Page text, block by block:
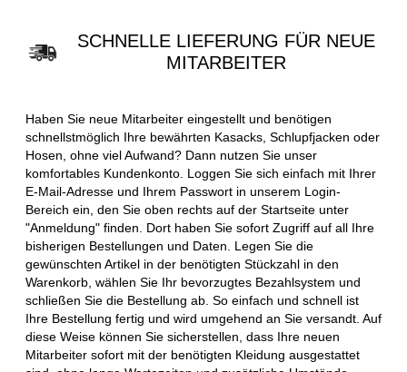
SCHNELLE LIEFERUNG FÜR NEUE
MITARBEITER
Haben Sie neue Mitarbeiter eingestellt und benötigen
schnellstmöglich Ihre bewährten Kasacks, Schlupfjacken oder
Hosen, ohne viel Aufwand? Dann nutzen Sie unser
komfortables Kundenkonto. Loggen Sie sich einfach mit Ihrer
E-Mail-Adresse und Ihrem Passwort in unserem Login-
Bereich ein, den Sie oben rechts auf der Startseite unter
"Anmeldung" finden. Dort haben Sie sofort Zugriff auf all Ihre
bisherigen Bestellungen und Daten. Legen Sie die
gewünschten Artikel in der benötigten Stückzahl in den
Warenkorb, wählen Sie Ihr bevorzugtes Bezahlsystem und
schließen Sie die Bestellung ab. So einfach und schnell ist
Ihre Bestellung fertig und wird umgehend an Sie versandt. Auf
diese Weise können Sie sicherstellen, dass Ihre neuen
Mitarbeiter sofort mit der benötigten Kleidung ausgestattet